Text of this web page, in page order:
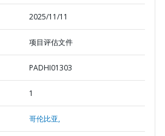
2025/11/11
项目评估文件
PADHI01303
1
哥伦比亚,